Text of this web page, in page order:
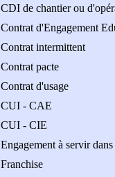
CDI de chantier ou
Contrat d'Engagement
Contrat intermittent
Contrat pacte
Contrat d'usage
CUI - CAE
CUI - CIE
Engagement à servir
Franchise